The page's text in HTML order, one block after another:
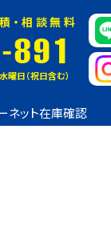
・相談無料
891
曜日（祝日含む）
ネット在庫確認